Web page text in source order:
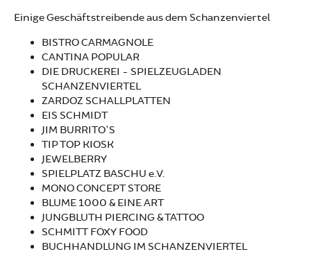
Einige Geschäftstreibende aus dem Schanzenviertel
BISTRO CARMAGNOLE
CANTINA POPULAR
DIE DRUCKEREI - SPIELZEUGLADEN
SCHANZENVIERTEL
ZARDOZ SCHALLPLATTEN
EIS SCHMIDT
JIM BURRITO'S
TIP TOP KIOSK
JEWELBERRY
SPIELPLATZ BASCHU e.V.
MONO CONCEPT STORE
BLUME 1000 & EINE ART
JUNGBLUTH PIERCING & TATTOO
SCHMITT FOXY FOOD
BUCHHANDLUNG IM SCHANZENVIERTEL